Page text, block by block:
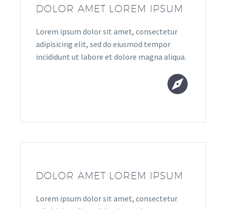
DOLOR AMET LOREM IPSUM
Lorem ipsum dolor sit amet, consectetur
adipisicing elit, sed do eiusmod tempor
incididunt ut labore et dolore magna aliqua.


DOLOR AMET LOREM IPSUM
Lorem ipsum dolor sit amet, consectetur